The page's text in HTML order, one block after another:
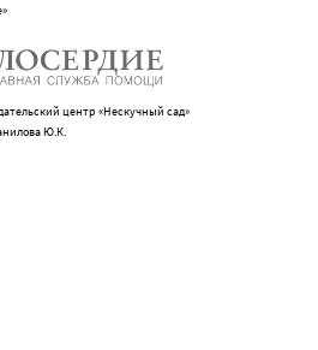
центр «Нескучный сад»
Ю.К.